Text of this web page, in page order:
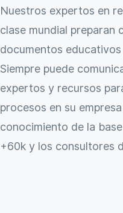
Nuestros expertos en
clase mundial preparan
documentos
Siempre puede
expertos y recursos
procesos en su
conocimiento de la
+60k y los consultores